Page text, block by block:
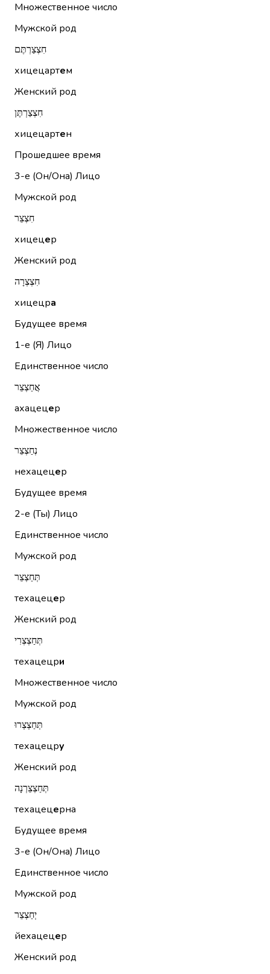
Множественное число
Мужской род
חִצְצַרְתֶּם
хицецартем
Женский род
חִצְצַרְתֶּן
хицецартен
Прошедшее время
3-е (Он/Она) Лицо
Мужской род
חִצְצֵר
хицецер
Женский род
חִצְצְרָה
хицецра
Будущее время
1-е (Я) Лицо
Единственное число
אֲחַצְצֵר
ахацецер
Множественное число
נְחַצְצֵר
нехацецер
Будущее время
2-е (Ты) Лицо
Единственное число
Мужской род
תְּחַצְצֵר
техацецер
Женский род
תְּחַצְצְרִי
техацецри
Множественное число
Мужской род
תְּחַצְצְרוּ
техацецру
Женский род
תְּחַצְצֵרְנָה
техацецерна
Будущее время
3-е (Он/Она) Лицо
Единственное число
Мужской род
יְחַצְצֵר
йехацецер
Женский род